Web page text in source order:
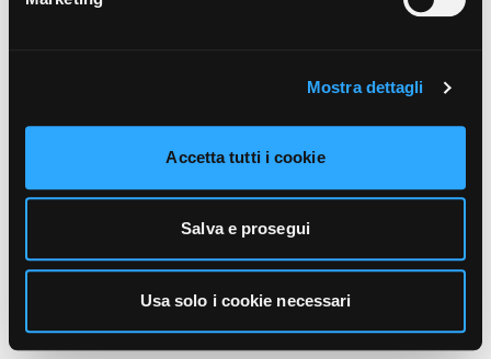
Mostra dettagli
Accetta tutti i cookie
Salva e prosegui
Usa solo i cookie necessari